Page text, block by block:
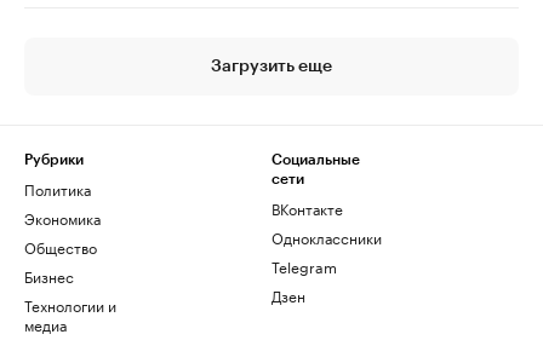
Загрузить еще
Рубрики
Политика
Экономика
Общество
Бизнес
Технологии и
медиа
Социальные
сети
ВКонтакте
Одноклассники
Telegram
Дзен